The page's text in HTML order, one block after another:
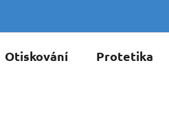
Otiskování Protetika